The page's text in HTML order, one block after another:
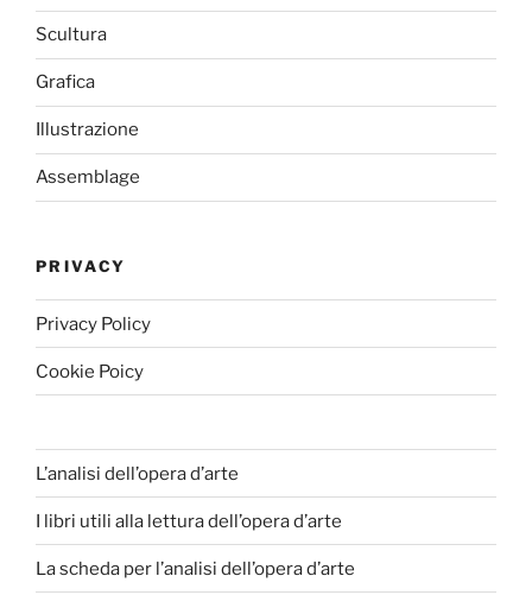
Scultura
Grafica
Illustrazione
Assemblage
PRIVACY
Privacy Policy
Cookie Poicy
L’analisi dell’opera d’arte
I libri utili alla lettura dell’opera d’arte
La scheda per l’analisi dell’opera d’arte